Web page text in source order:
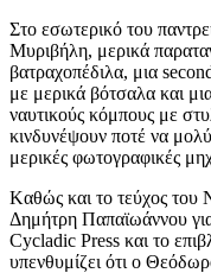
Στο εσωτερικό του
Μυριβήλη, μερικά
βατραχοπέδιλα, μια
με μερικά βότσαλα και
ναυτικούς κόμπους με
κινδυνέψουν ποτέ να
μερικές φωτογραφικές
Kαθώς και το τεύχος του
Δημήτρη Παπαϊωάννου
Cycladic Press και το
υπενθυμίζει ότι ο